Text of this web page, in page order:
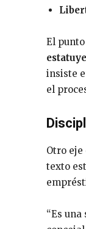
El
insiste
el
Otro
texto
“Es